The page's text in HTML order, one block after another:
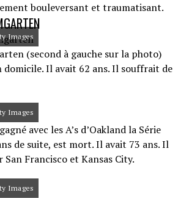
bouleversant et traumatisant.
Images
(second à gauche sur la photo)
domicile. Il avait 62 ans. Il souffrait de
Images
avec les A’s d’Oakland la Série
de suite, est mort. Il avait 73 ans. Il
San Francisco et Kansas City.
Images